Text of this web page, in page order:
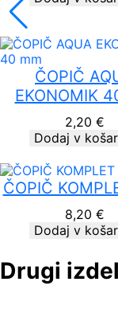
ČOPIČ
EKONOMIK
2,20 €
Dodaj v
ČOPIČ
8,20 €
Dodaj v
Drugi